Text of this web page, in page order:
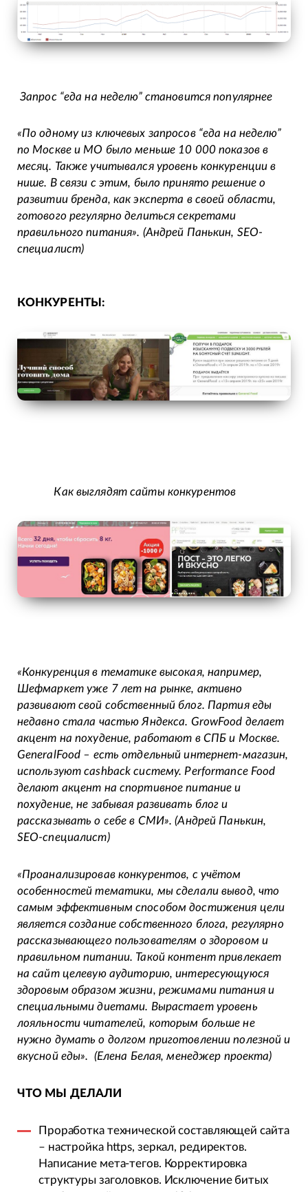
Запрос “еда на неделю” становится популярнее
«По одному из ключевых запросов “еда на неделю”
по Москве и МО было меньше 10 000 показов в
месяц. Также учитывался уровень конкуренции в
нише. В связи с этим, было принято решение о
развитии бренда, как эксперта в своей области,
готового регулярно делиться секретами
правильного питания». (Андрей Панькин, SEO-
специалист)
КОНКУРЕНТЫ:
Как выглядят сайты конкурентов
«Конкуренция в тематике высокая, например,
Шефмаркет уже 7 лет на рынке, активно
развивают свой собственный блог. Партия еды
недавно стала частью Яндекса. GrowFood делает
акцент на похудение, работают в СПБ и Москве.
GeneralFood – есть отдельный интернет-магазин,
используют cashback систему. Performance Food
делают акцент на спортивное питание и
похудение, не забывая развивать блог и
рассказывать о себе в СМИ».(Андрей Панькин,
SEO-специалист)
«Проанализировав конкурентов, с учётом
особенностей тематики, мы сделали вывод, что
самым эффективным способом достижения цели
является создание собственного блога, регулярно
рассказывающего пользователям о здоровом и
правильном питании. Такой контент привлекает
на сайт целевую аудиторию, интересующуюся
здоровым образом жизни, режимами питания и
специальными диетами. Вырастает уровень
лояльности читателей, которым больше не
нужно думать о долгом приготовлении полезной и
вкусной еды». (Елена Белая, менеджер проекта)
ЧТО МЫ ДЕЛАЛИ
Проработка технической составляющей сайта
– настройка https, зеркал, редиректов.
Написание мета-тегов. Корректировка
структуры заголовков. Исключение битых